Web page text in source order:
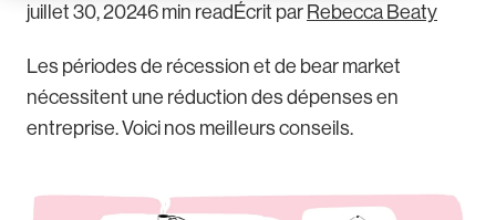
juillet 30, 20246 min read Écrit par Rebecca Beaty
Les périodes de récession et de bear market
nécessitent une réduction des dépenses en
entreprise. Voici nos meilleurs conseils.